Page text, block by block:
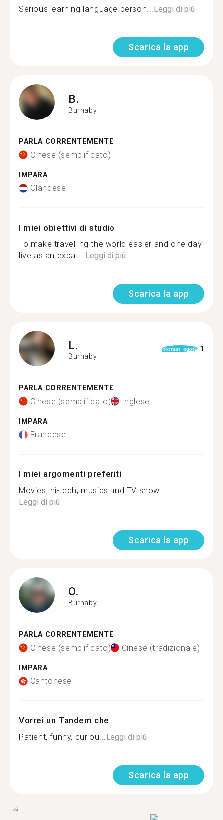
Serious learning language person...Leggi di più
Scarica la app
B.
Burnaby
PARLA CORRENTEMENTE
Cinese (semplificato)
IMPARA
Olandese
I miei obiettivi di studio
To make travelling the world easier and one day
live as an expat...Leggi di più
Scarica la app
L.
Burnaby
format_quote 1
PARLA CORRENTEMENTE
Cinese (semplificato) Inglese
IMPARA
Francese
I miei argomenti preferiti
Movies, hi-tech, musics and TV show...
Leggi di più
Scarica la app
O.
Burnaby
PARLA CORRENTEMENTE
Cinese (semplificato) Cinese (tradizionale)
IMPARA
Cantonese
Vorrei un Tandem che
Patient, funny, curiou...Leggi di più
Scarica la app